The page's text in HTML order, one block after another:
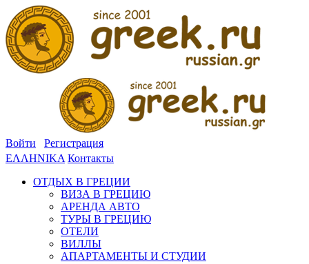
Войти
Регистрация
ΕΛΛΗΝΙΚΑ Контакты
ОТДЫХ В ГРЕЦИИ
ВИЗА В ГРЕЦИЮ
АРЕНДА АВТО
ТУРЫ В ГРЕЦИЮ
ОТЕЛИ
ВИЛЛЫ
АПАРТАМЕНТЫ И СТУДИИ